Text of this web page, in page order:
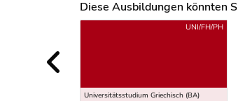
Diese Ausbildungen könnten
Uber weitere
Universitätsstudium Griechisch (BA)
UNI/FH/PH